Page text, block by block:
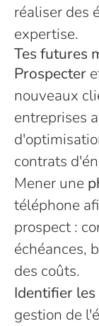
réaliser des
expertise.
Tes futures
Prospecter
nouveaux
entreprises
contrats
Mener une
téléphone
prospect :
échéances,
des coûts.
Identifier
gestion de